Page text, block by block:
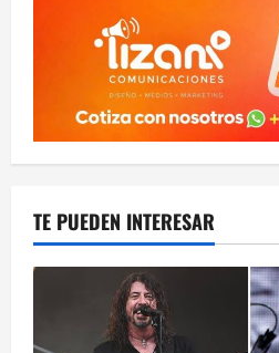
TE PUEDEN INTERESAR